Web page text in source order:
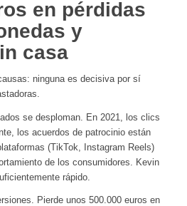
en pérdidas
y
casa
ninguna es decisiva por sí
se desploman. En 2021, los clics
los acuerdos de patrocinio están
(TikTok, Instagram Reels)
de los consumidores. Kevin
rápido.
Pierde unos 500.000 euros en